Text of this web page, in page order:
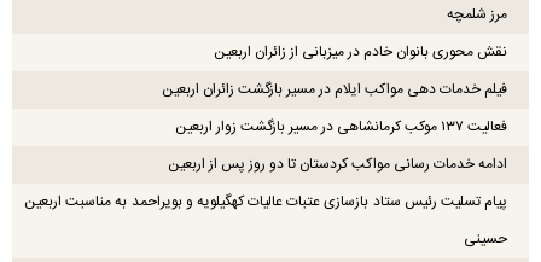
مرز شلمچه
نقش محوری بانوان خادم در میزبانی از زائران اربعین
فیلم خدمات دهی مواکب ایلام در مسیر بازگشت زائران اربعین
فعالیت ۱۳۷ موکب کرمانشاهی در مسیر بازگشت زوار اربعین
ادامه خدمات رسانی مواکب کردستان تا دو روز پس از اربعین
پیام تسلیت رئیس ستاد بازسازی عتبات عالیات کهگیلویه و بویراحمد به مناسبت اربعین
حسینی